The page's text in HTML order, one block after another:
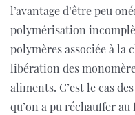
l’avantage d’être peu
polymérisation
polymères associée à la
libération des
aliments. C’est le cas
qu’on a pu réchauffer